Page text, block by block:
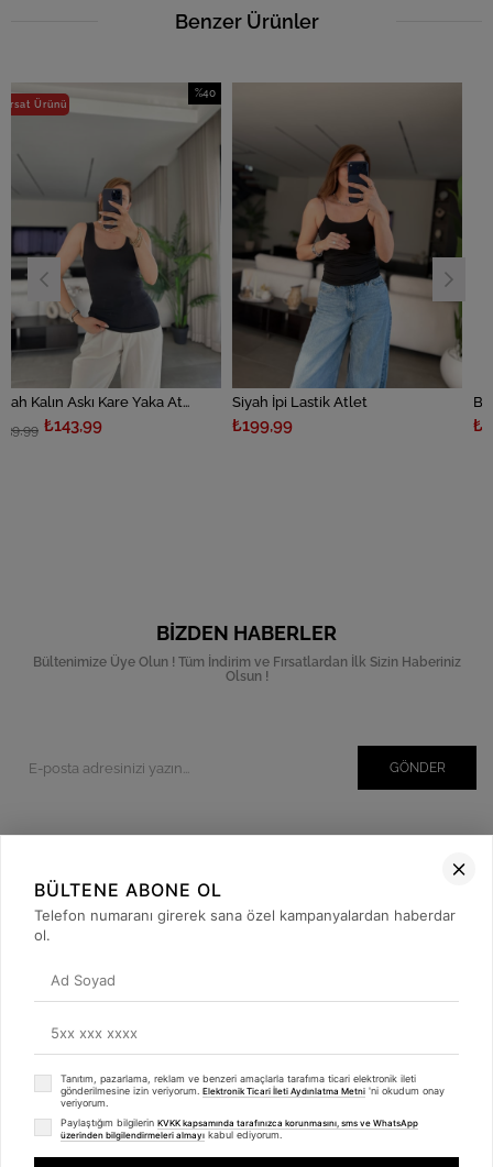
Benzer Ürünler
Siyah Kalın Askı Kare Yaka Atlet
İndirim
Siyah İpi Lastik Atlet Beyaz İpi Lastik Atlet
BIZDEN HABERLER
Bültenimize Üye Olun ! Tüm İndirim ve Fırsatlardan İlk Sizin Haberiniz
Olsun !
GÖNDER
Müşteri İlişkileri
Yardım
Kargo Takibi
BÜLTENE ABONE OL
Telefon numaranı girerek sana özel kampanyalardan haberdar
ol.
Tanıtım, pazarlama, reklam ve benzeri amaçlarla tarafıma ticari elektronik ileti
gönderilmesine izin veriyorum. Elektronik Ticari İleti Aydınlatma Metni 'ni okudum onay
veriyorum.
Paylaştığım bilgilerin KVKK kapsamında tarafınızca korunmasını, sms ve WhatsApp
üzerinden bilgilendirmeleri almayı kabul ediyorum.